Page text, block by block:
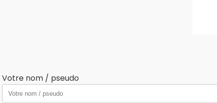
Votre nom / pseudo